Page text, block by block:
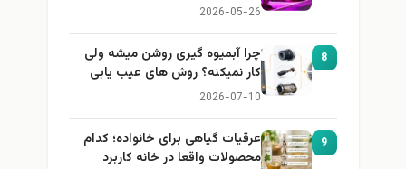
2026-05-26
8
چرا آبمیوه گیری روشن میشه ولی
کار نمیکنه؟ روش های عیب یابی
2026-07-10
9
عرقیات گیاهی برای خانواده؛ کدام
محصولات واقعا در خانه کاربرد